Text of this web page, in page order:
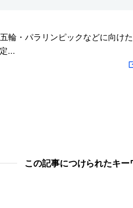
輪・パラリンピックなどに向け
...
この記事につけられたキー